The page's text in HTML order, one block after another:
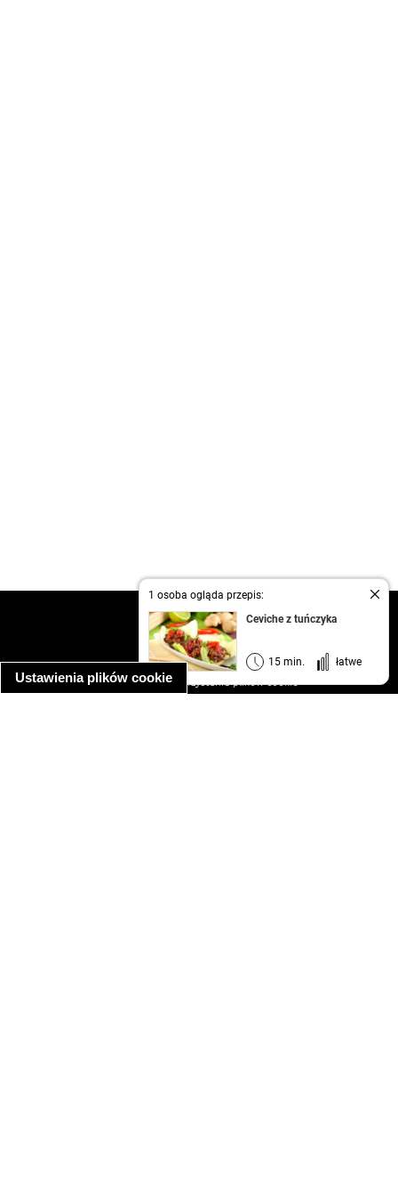
Ustawienia plików cookie
1 osoba ogląda przepis:
Ceviche z tuńczyka
15 min. łatwe
kontakt
regulamin
informacja o prywatności
informacja o wykorzystaniu plików cookie